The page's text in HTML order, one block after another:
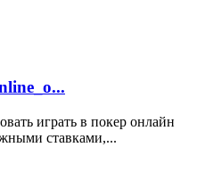
играть в покер онлайн
ставками,...